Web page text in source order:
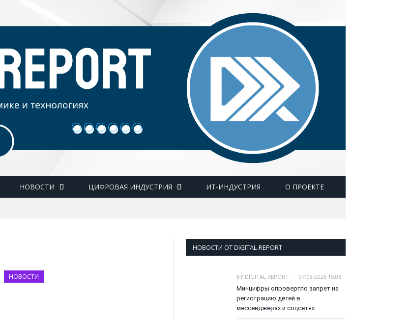
НОВОСТИ ЦИФРОВАЯ ИНДУСТРИЯ ИТ-ИНДУСТРИЯ О ПРОЕКТЕ
НОВОСТИ
НОВОСТИ ОТ DIGITAL-REPORT
BY DIGITAL REPORT
07/08/2026 15:06
Минцифры опровергло запрет на
регистрацию детей в
мессенджерах и соцсетях